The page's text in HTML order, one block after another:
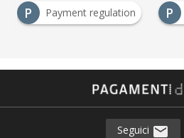
P
Payment regulation P
Seguici